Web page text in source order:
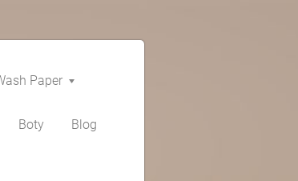
Paper
Boty Blog